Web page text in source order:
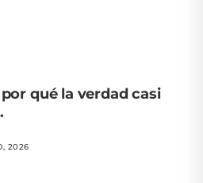
qué la verdad casi
2026